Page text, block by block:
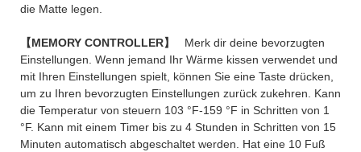
die Matte legen.
【MEMORY CONTROLLER】
Merk dir deine bevorzugten
Einstellungen. Wenn jemand Ihr Wärme kissen verwendet und
mit Ihren Einstellungen spielt, können Sie eine Taste drücken,
um zu Ihren bevorzugten Einstellungen zurück zukehren. Kann
die Temperatur von steuern 103 °F-159 °F in Schritten von 1
°F. Kann mit einem Timer bis zu 4 Stunden in Schritten von 15
Minuten automatisch abgeschaltet werden. Hat eine 10 Fuß